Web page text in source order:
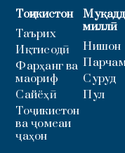
Тоҷикистон
Таърих
Иқтисодӣ
Фарҳанг ва
маориф
Сайёҳӣ
Тоҷикистон
ва ҷомеаи
ҷаҳон
миллӣ
Нишон
Суруд
Пул